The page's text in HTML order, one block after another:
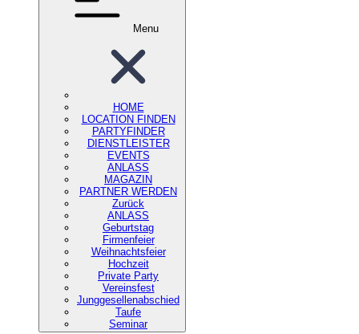
Menu
HOME
LOCATION FINDEN
PARTYFINDER
DIENSTLEISTER
EVENTS
ANLASS
MAGAZIN
PARTNER WERDEN
Zurück
ANLASS
Geburtstag
Firmenfeier
Weihnachtsfeier
Hochzeit
Private Party
Vereinsfest
Junggesellenabschied
Taufe
Seminar